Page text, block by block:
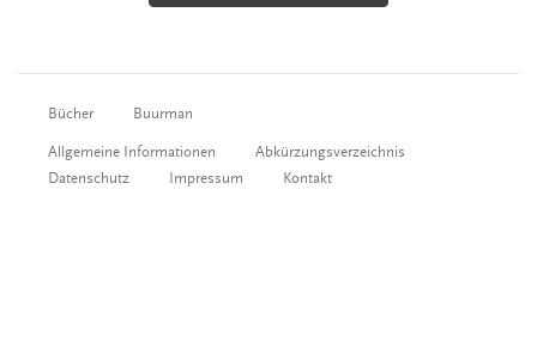
Bücher Buurman
Allgemeine Informationen
Abkürzungsverzeichnis
Datenschutz
Impressum Kontakt